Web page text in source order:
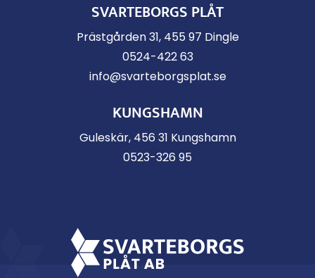
SVARTEBORGS PLÅT
Prästgården 31, 455 97 Dingle
0524-422 63
info@svarteborgsplat.se
KUNGSHAMN
Guleskär, 456 31 Kungshamn
0523-326 95